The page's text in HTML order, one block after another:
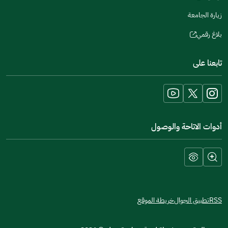
زيارة الجامعة
بلاغ رقمي
(opens
new
window)
تابعنا على
أدوات الاتاحة والوصول
RSSتطبيق الجوالخريطة الموقع